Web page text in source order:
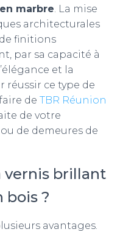
marbre. La mise
architecturales
finitions
par sa capacité à
et la
réussir ce type de
de TBR Réunion
de votre
ou de demeures de
vernis brillant
bois ?
avantages.